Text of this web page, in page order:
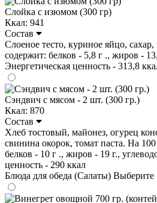
Слойка с изюмом (300 гр)
Ккал: 941
Состав
Слоеное тесто, куриное яйцо,
содержит: белков - 5,8 г ., жиров -
Энергетическая ценность - 313,8
Сэндвич с мясом - 2 шт. (300 гр.)
Ккал: 870
Состав
Хлеб тостовый, майонез, огурец
свинина окорок, томат паста. На
белков - 10 г ., жиров - 19 г.,
ценность - 290 ккал
Блюда для обеда (Салаты) Выберите